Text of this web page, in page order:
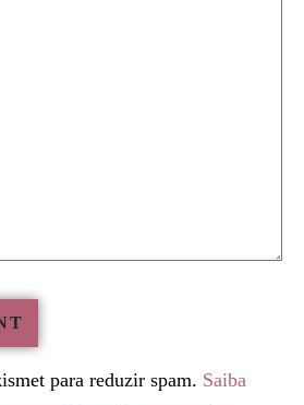
para reduzir spam. Saiba